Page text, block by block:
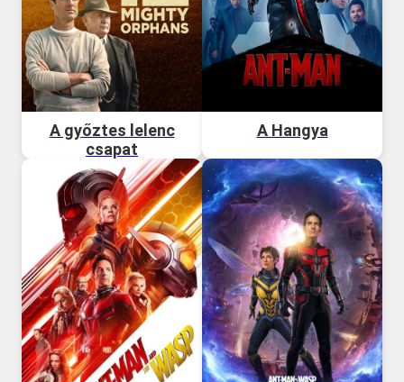
A győztes lelenc
csapat
A Hangya